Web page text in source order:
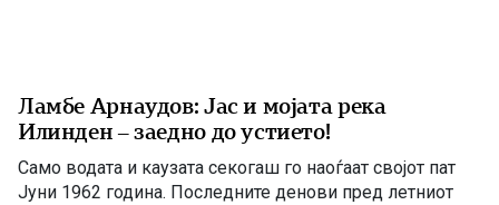
Ламбе Арнаудов: Јас и мојата река
Илинден – заедно до устието!
Само водата и каузата секогаш го наоѓаат својот пат
Јуни 1962 година. Последните денови пред летниот